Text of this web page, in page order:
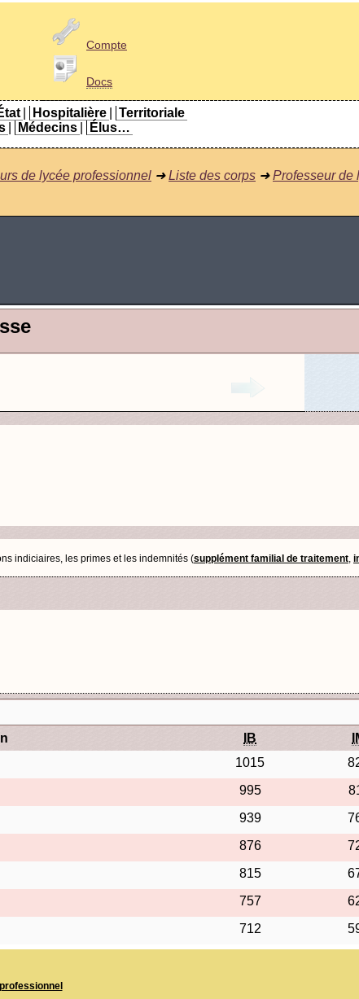
Compte
Docs
Hospitalière
Territoriale
Médecins Élus…
de lycée professionnel ➜Liste des corps ➜Professeur de
indiciaires, les primes et les indemnités (supplément familial de traitement
IB
1015
995
939
876
815
757
712